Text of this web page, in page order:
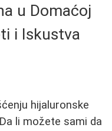
u Domaćoj
i Iskustva
hijaluronske
li možete sami da